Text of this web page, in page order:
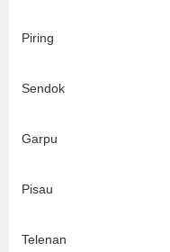
Piring
Sendok
Garpu
Pisau
Telenan